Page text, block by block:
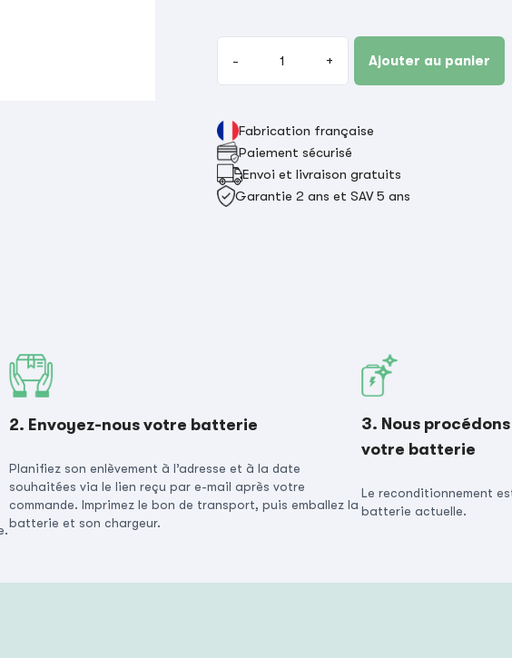
- + Ajouter au panier
Fabrication française
Paiement sécurisé
Envoi et livraison gratuits
Garantie 2 ans et SAV 5 ans
2. Envoyez-nous votre batterie
Planifiez son enlèvement à l’adresse et à la date
souhaitées via le lien reçu par e-mail après votre
commande. Imprimez le bon de transport, puis emballez la
batterie et son chargeur.
3. Nous
votre batterie
Le reconditionnement
batterie actuelle.